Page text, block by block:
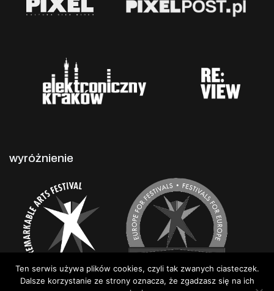
wyróżnienie
Ten serwis używa plików cookies, czyli tak zwanych ciasteczek.
Dalsze korzystanie ze strony oznacza, że zgadzasz się na ich